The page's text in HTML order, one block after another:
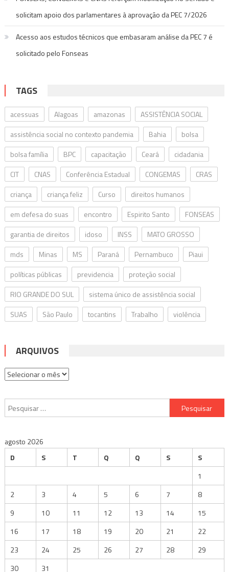
solicitam apoio dos parlamentares à aprovação da PEC 7/2026
Acesso aos estudos técnicos que embasaram análise da PEC 7 é
solicitado pelo Fonseas
TAGS
acessuas Alagoas amazonas
ASSISTÊNCIA SOCIAL
assistência social no contexto pandemia
Bahia
bolsa
bolsa família
BPC capacitação Ceará
cidadania
CIT
CNAS Conferência Estadual CONGEMAS
CRAS
criança
criança feliz Curso
direitos humanos
em defesa do suas
encontro Espirito Santo
FONSEAS
garantia de direitos
idoso INSS
MATO GROSSO
mds
Minas MS Paraná Pernambuco
Piaui
políticas públicas
previdencia
proteção social
RIO GRANDE DO SUL
sistema único de assistência social
SUAS
São Paulo tocantins Trabalho violência
ARQUIVOS
Arquivos
Pesquisar
por:
agosto 2026
D
S T Q Q S
S
1
2
3 4 5 6 7
8
9
10 11 12 13 14
15
16
17 18 19 20 21
22
23
24 25 26 27 28
29
30
31